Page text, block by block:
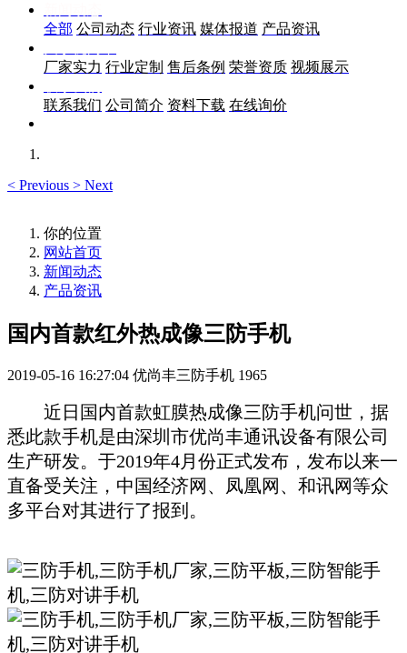
全部 公司动态 行业资讯 媒体报道 产品资讯
厂家实力 行业定制 售后条例 荣誉资质 视频展示
联系我们 公司简介 资料下载 在线询价
< Previous > Next
你的位置
网站首页
新闻动态
产品资讯
国内首款红外热成像三防手机
2019-05-16 16:27:04 优尚丰三防手机 1965
近日国内首款虹膜热成像三防手机问世，据
悉此款手机是由深圳市优尚丰通讯设备有限公司
生产研发。于2019年4月份正式发布，发布以来一
直备受关注，中国经济网、凤凰网、和讯网等众
多平台对其进行了报到。